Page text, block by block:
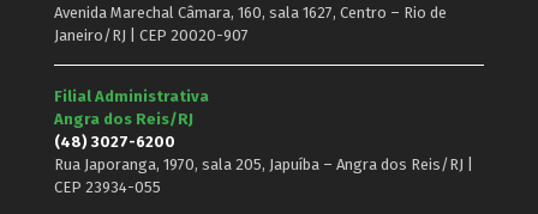
Avenida Marechal Câmara, 160, sala 1627, Centro – Rio de
Janeiro/RJ | CEP 20020-907
Filial Administrativa
Angra dos Reis/RJ
(48) 3027-6200
Rua Japoranga, 1970, sala 205, Japuíba – Angra dos Reis/RJ |
CEP 23934-055